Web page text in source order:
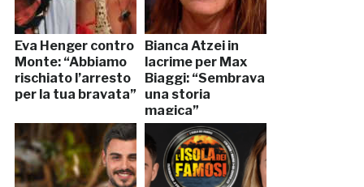
Eva Henger contro
Monte: “Abbiamo
rischiato l’arresto
per la tua bravata”
Bianca Atzei in
lacrime per Max
Biaggi: “Sembrava
una storia
magica”